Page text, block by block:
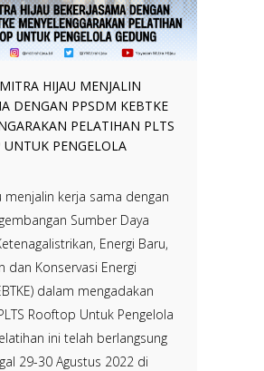
HIJAU MENJALIN
DENGAN PPSDM KEBTKE
PELATIHAN PLTS
UNTUK PENGELOLA
menjalin kerja sama dengan
Sumber Daya
Energi Baru,
dan Konservasi Energi
dalam mengadakan
Rooftop Untuk Pengelola
ini telah berlangsung
29-30 Agustus 2022 di